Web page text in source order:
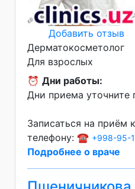
Добавить отзыв
Дерматокосметолог
Для взрослых
⏰ Дни работы:
Дни приема уточните
Записаться на приём
телефону: ☎️ +998-95-
Подробнее о враче